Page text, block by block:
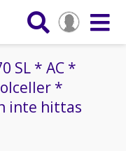
SL * AC *
*
inte hittas